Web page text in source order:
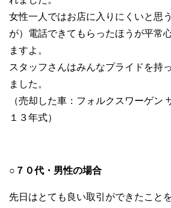
女性一人ではお店に入りにくいと思
が）電話できてもらったほうが平常
ますよ。
スタッフさんはみんなプライドを持
ました。
（売却した車：フォルクスワーゲン
１３年式）
○７０代・男性の場合
先日はとても良い取引ができたこと